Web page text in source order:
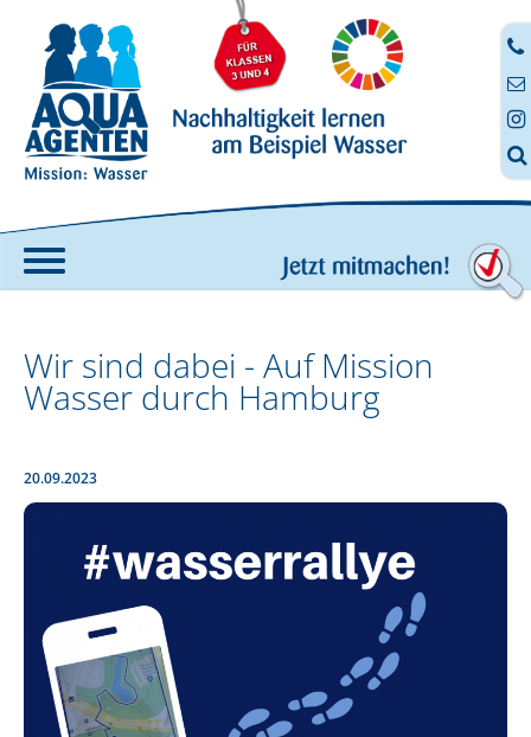




Angebote
AQUA-AGENTEN-Koffer
Anmeldung zur digitalen Fortbildung
Digitale Aufträge
Aktionstage (bundesweit)
AQUA-AGENTEN-Aktionstag buchen
Erlebnistage in Hamburg
Rallye in Hamburg
Bildungskonzept
Wir sind dabei - Auf Mission
Wasser durch Hamburg
20.09.2023